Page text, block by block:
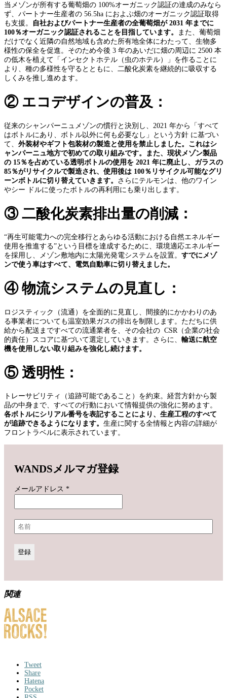
当メゾンが所有する葡萄畑の 100%オーガニック認証の達成のみなら
ず、パートナー生産者の 56.5ha におよぶ畑のオーガニック認証取得
も支援。
自社およびパー トナー生産者の全葡萄畑が 2031 年までに
100％オーガニ ック認証されることを 目指 しています。
また、葡萄畑
だけでなく近隣の自然地域も含めた所有地全体にわたって、生物多
様性の保全を促進。そのため今後 3 年のあいだに畑の周辺に 2500 本
の低木を植えて「インセクトホテル（虫のホテル）」を作ることに
より、種の多様性を守るとともに、二酸化炭素を継続的に吸収する
しくみを推し進めます。
② エコデザインの普及：
従来のシャンパーニュメゾンの慣行と決別し、2021 年から「すべて
はボトルにあり、ボトル以外に何も必要なし」という方針 に基づい
て、 外装材やギフト包装材の製造と使用を禁止しました。これはシ
ャンパーニュ地方で初めての取り組みです。また、現状メゾン製品
の 15％を占めている透明ボトルの使用を 2021 年に廃止し、ガラスの
85％がリサイクルで製造され、使用後は 100％リサイクル可能なグリ
ーンボトルに切り替えていきます。 さらにテルモンは、他のワイン
やシー ドルに使ったボトルの再利用にも乗り出します。
③ 二酸化炭素排出量の削減：
“再生可能電力への完全移行とあらゆる活動における自然エネルギー
使用を推進する”という目標を達成するために、環境適応エネルギー
を採用し、メゾン敷地内に太陽光発電システムを設置。 すでにメ ゾ
ンで使う 車はすべて、 電気自動車に切り替えました。
④ 物流システムの見直し：
ロジスティック（流通）を全面的に見直し、間接的にかかわりのあ
る事業者についても温室効果ガスの排出を制限します。ただちに供
給から配送まですべての流通業者を、その会社の CSR（企業の社会
的責任）スコアに基づいて選定していきます。さらに、 輸送に航空
機を使用 しない取 り 組みを強化し続けます。
⑤ 透明性：
トレーサビリティ（追跡可能であること）を約束。経営方針から製
品の中身まで、すべての行動において情報提供の強化に努めます。
各ボ トルにシリ アル番号を表記することにより、生産工程のすべて
が追跡できるようになります。 生産に関する全情報と内容の詳細が
フロントラベルに表示されています。
WANDSメルマガ登録
メールアドレス *
関連
Tweet
Share
Hatena
Pocket